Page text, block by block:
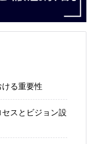
る重要性
スとビジョン設